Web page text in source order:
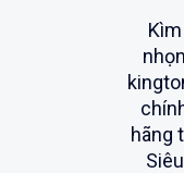
Kìm
nhọn
hãng
Siêu